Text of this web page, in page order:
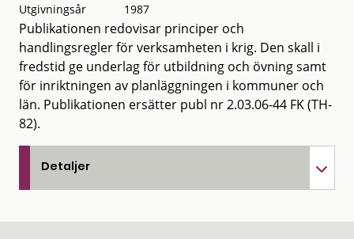
Utgivningsår
1987
Publikationen redovisar principer och
handlingsregler för verksamheten i krig. Den skall i
fredstid ge underlag för utbildning och övning samt
för inriktningen av planläggningen i kommuner och
län. Publikationen ersätter publ nr 2.03.06-44 FK (TH-
82).
Detaljer